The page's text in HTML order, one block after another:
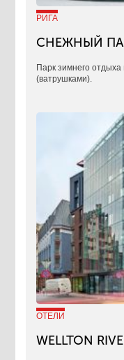
РИГА
СНЕЖНЫЙ
Парк зимнего
(ватрушками).
ОТЕЛИ
WELLTON